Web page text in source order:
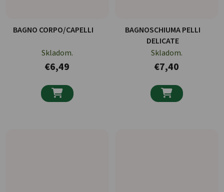
BAGNO CORPO/CAPELLI
Skladom.
€6,49

BAGNOSCHIUMA PELLI
DELICATE
Skladom.
€7,40
